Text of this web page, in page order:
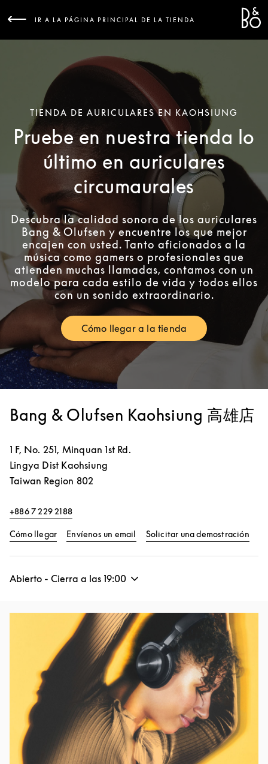
IR A LA PÁGINA PRINCIPAL DE LA TIENDA
TIENDA DE AURICULARES EN KAOHSIUNG
Pruebe en nuestra tienda lo
último en auriculares
circumaurales
Descubra la calidad sonora de los auriculares
Bang & Olufsen y encuentre los que mejor
encajen con usted. Tanto aficionados a la
música como gamers o profesionales que
atienden muchas llamadas, contamos con un
modelo para cada estilo de vida y todos ellos
con un sonido extraordinario.
Cómo llegar a la tienda
Link Opens in New Tab
Bang & Olufsen Kaohsiung 高雄店
1 F, No. 251, Minquan 1st Rd.
Lingya Dist Kaohsiung
Taiwan Region 802
+886 7 229 2188
Cómo llegarLink Opens in New Tab
Envíenos un email Solicitar una demostración
Abierto - Cierra a las 19:00
Imagen del evento